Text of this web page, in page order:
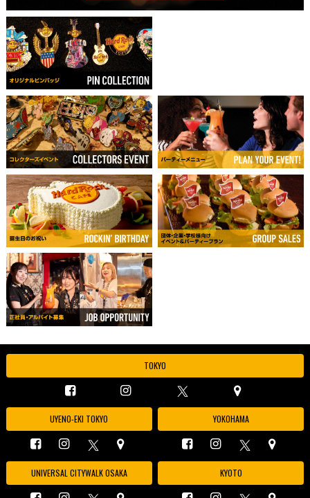
TOKYO
UYENO-EKI TOKYO YOKOHAMA
UNIVERSAL CITYWALK OSAKA KYOTO